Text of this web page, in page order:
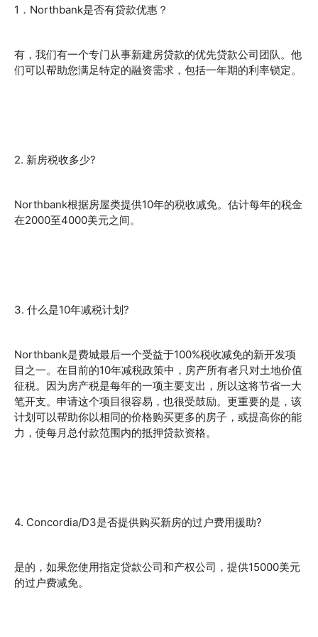
1．Northbank是否有贷款优惠？
有，我们有一个专门从事新建房贷款的优先贷款公司团队。他
们可以帮助您满足特定的融资需求，包括一年期的利率锁定。
2. 新房税收多少?
Northbank根据房屋类提供10年的税收减免。估计每年的税金
在2000至4000美元之间。
3. 什么是10年减税计划?
Northbank是费城最后一个受益于100%税收减免的新开发项
目之一。在目前的10年减税政策中，房产所有者只对土地价值
征税。因为房产税是每年的一项主要支出，所以这将节省一大
笔开支。申请这个项目很容易，也很受鼓励。更重要的是，该
计划可以帮助你以相同的价格购买更多的房子，或提高你的能
力，使每月总付款范围内的抵押贷款资格。
4. Concordia/D3是否提供购买新房的过户费用援助?
是的，如果您使用指定贷款公司和产权公司，提供15000美元
的过户费减免。